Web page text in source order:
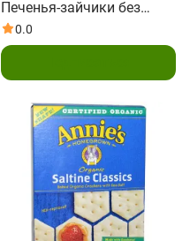
Печенья-зайчики без
глютена, сникердудл с
коричным сахаром, 6,75
0.0